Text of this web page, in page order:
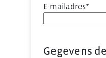
E-mailadres*
Gegevens